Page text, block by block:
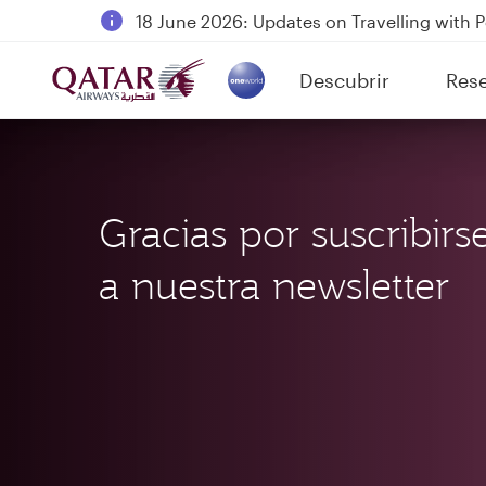
18 June 2026: Updates on Travelling with
6 August 2026: Qatar Airways flight
Qatar Airways Expands Global Network to
Descubrir
(active)
Gracias por
a nuestra newsletter